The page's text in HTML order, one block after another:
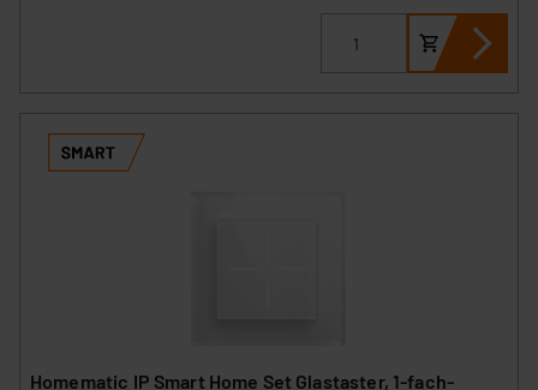
Homematic IP Smart Home Set Glastaster, 1-fach-